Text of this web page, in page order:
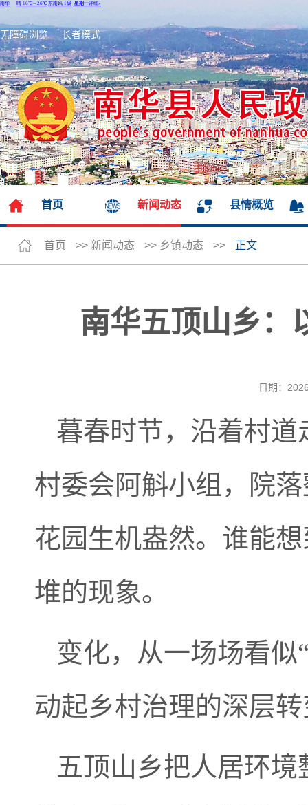
无障碍浏览 长者模式
首页 新闻动态 县情概览
首页 >> 新闻动态 >> 乡镇动态 >> 正文
南华五顶山乡：
日期：
暮春时节，沿着村
村委会阿斛小组，院
花园生机盎然。谁能
堆的现象。
变化，从一场场看似
动起乡村治理的深层
五顶山乡把人居环